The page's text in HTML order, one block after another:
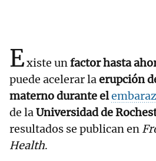
Existe unfactor hasta
puede acelerar laerupción
materno durante el
de laUniversidad de
resultados se publican en
Health.